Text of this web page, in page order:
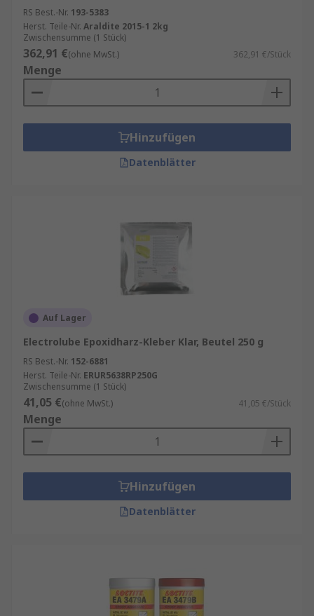
RS Best.-Nr. 193-5383
Herst. Teile-Nr. Araldite 2015-1 2kg
Zwischensumme (1 Stück)
362,91 €(ohne MwSt.) 362,91 €/Stück
Menge
Hinzufügen
Datenblätter
Auf Lager
Electrolube Epoxidharz-Kleber Klar, Beutel 250 g
RS Best.-Nr. 152-6881
Herst. Teile-Nr. ERUR5638RP250G
Zwischensumme (1 Stück)
41,05 €(ohne MwSt.) 41,05 €/Stück
Menge
Hinzufügen
Datenblätter